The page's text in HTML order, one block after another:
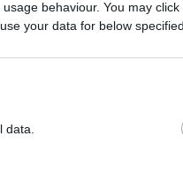
behaviour. You may
your data for below